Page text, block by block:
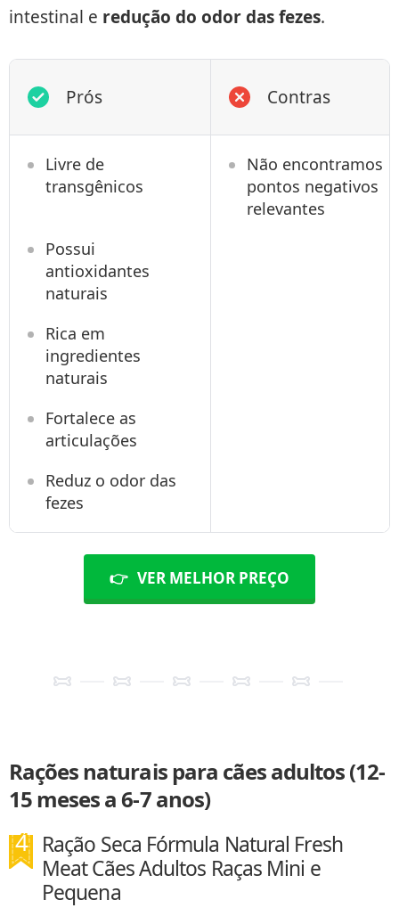
intestinal e redução do odor das fezes.
Prós Contras
Livre de
transgênicos
Não encontramos
pontos negativos
relevantes
Possui
antioxidantes
naturais
Rica em
ingredientes
naturais
Fortalece as
articulações
Reduz o odor das
fezes
👉 VER MELHOR PREÇO
Rações naturais para cães adultos (12-
15 meses a 6-7 anos)
Ração Seca Fórmula Natural Fresh
Meat Cães Adultos Raças Mini e
Pequena